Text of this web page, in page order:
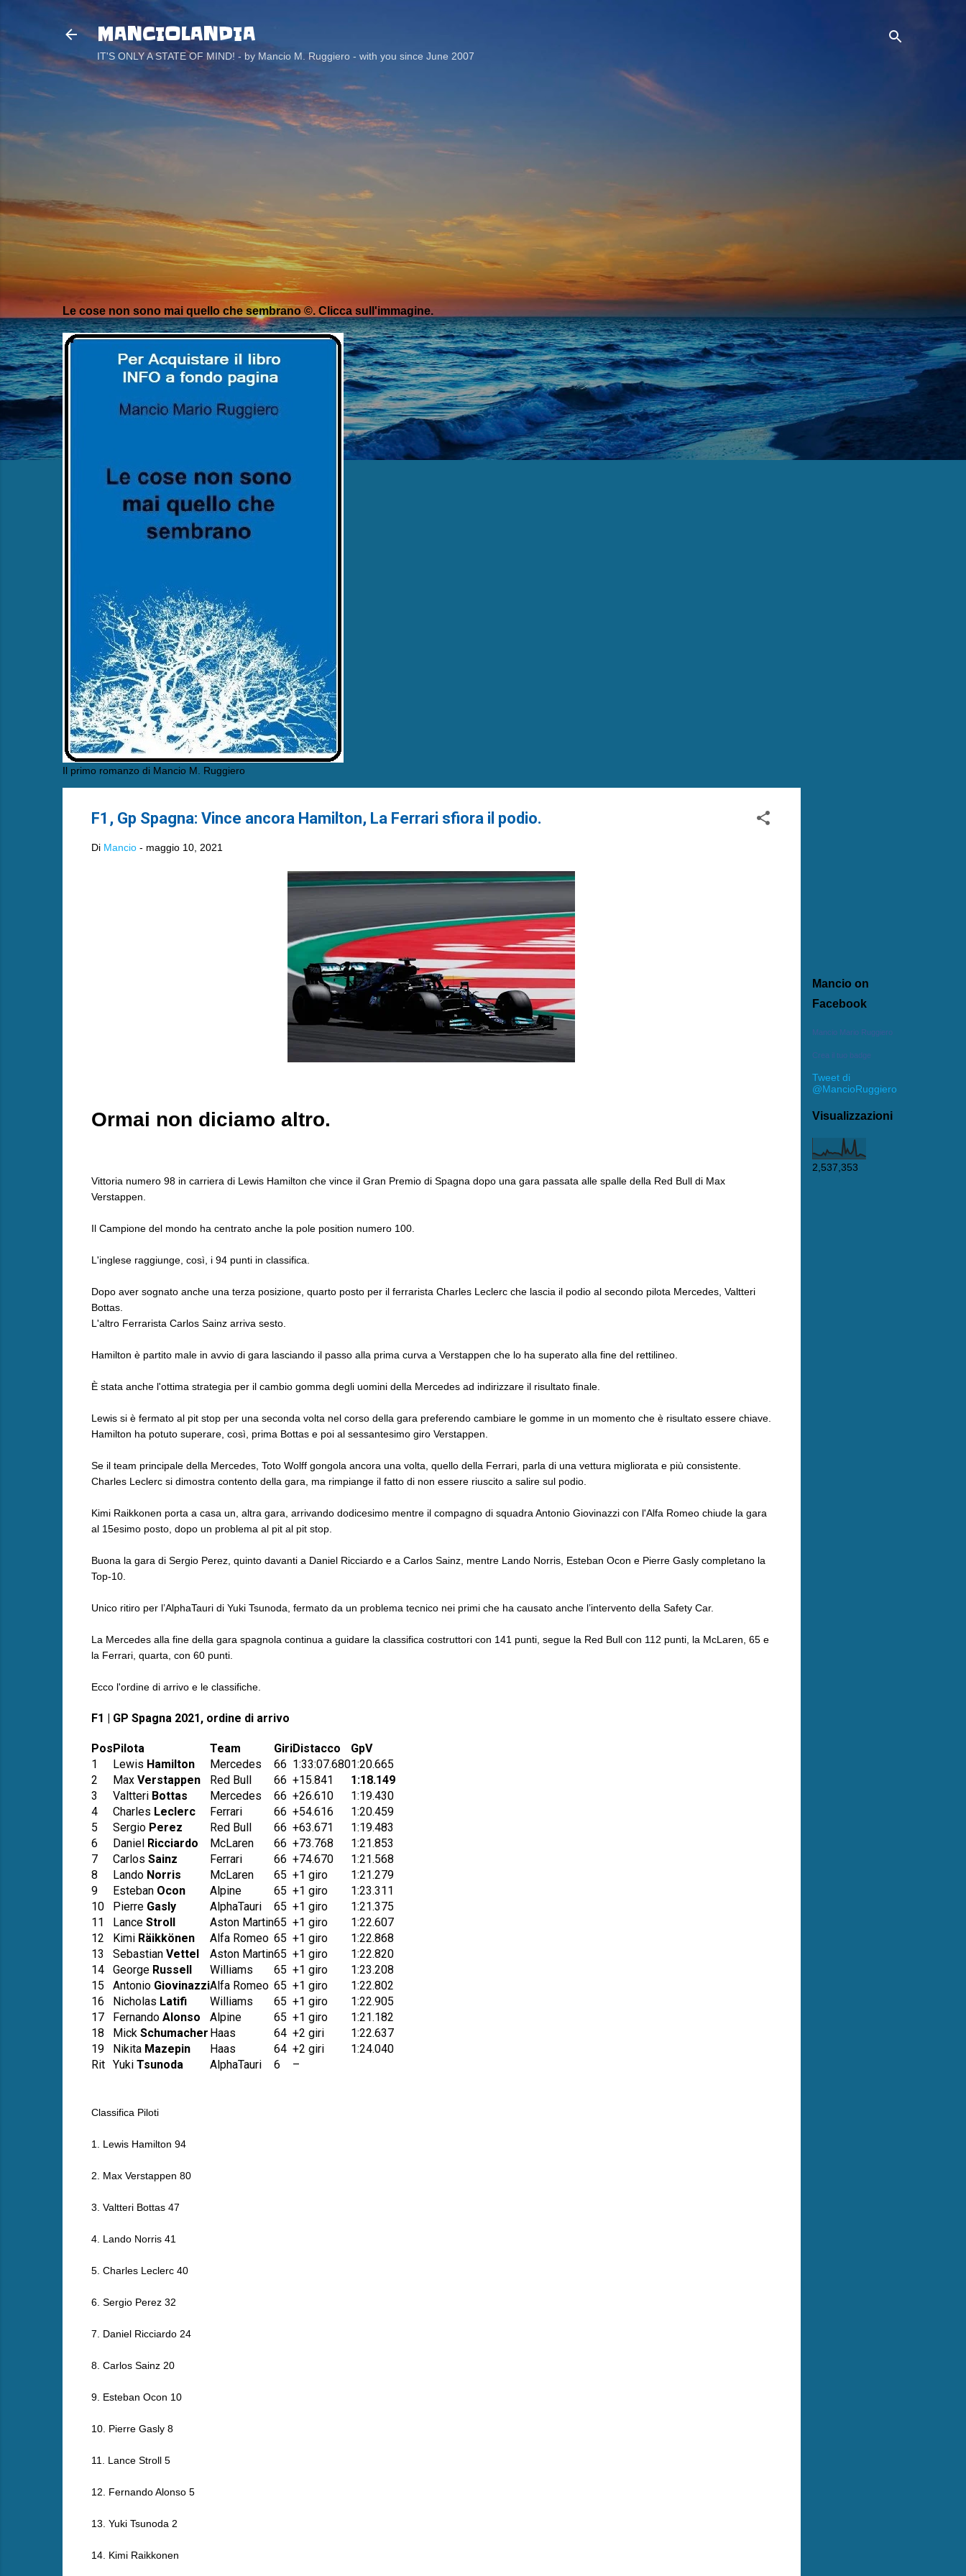
MANCIOLANDIA
IT'S ONLY A STATE OF MIND! - by Mancio M. Ruggiero - with you since June 2007
Mancio on
Facebook
Mancio Mario Ruggiero
Crea il tuo badge
Tweet di
@MancioRuggiero
Visualizzazioni
2,537,353
Le cose non sono mai quello che sembrano ©. Clicca sull'immagine.
Il primo romanzo di Mancio M. Ruggiero
F1, Gp Spagna: Vince ancora Hamilton, La Ferrari sfiora il podio.
Di Mancio - maggio 10, 2021
Ormai non diciamo altro.
Vittoria numero 98 in carriera di Lewis Hamilton che vince il Gran Premio di Spagna dopo una gara passata alle spalle della Red Bull di Max
Verstappen.
Il Campione del mondo ha centrato anche la pole position numero 100.
L'inglese raggiunge, così, i 94 punti in classifica.
Dopo aver sognato anche una terza posizione, quarto posto per il ferrarista Charles Leclerc che lascia il podio al secondo pilota Mercedes, Valtteri
Bottas.
L'altro Ferrarista Carlos Sainz arriva sesto.
Hamilton è partito male in avvio di gara lasciando il passo alla prima curva a Verstappen che lo ha superato alla fine del rettilineo.
È stata anche l'ottima strategia per il cambio gomma degli uomini della Mercedes ad indirizzare il risultato finale.
Lewis si è fermato al pit stop per una seconda volta nel corso della gara preferendo cambiare le gomme in un momento che è risultato essere chiave.
Hamilton ha potuto superare, così, prima Bottas e poi al sessantesimo giro Verstappen.
Se il team principale della Mercedes, Toto Wolff gongola ancora una volta, quello della Ferrari, parla di una vettura migliorata e più consistente.
Charles Leclerc si dimostra contento della gara, ma rimpiange il fatto di non essere riuscito a salire sul podio.
Kimi Raikkonen porta a casa un, altra gara, arrivando dodicesimo mentre il compagno di squadra Antonio Giovinazzi con l'Alfa Romeo chiude la gara
al 15esimo posto, dopo un problema al pit al pit stop.
Buona la gara di Sergio Perez, quinto davanti a Daniel Ricciardo e a Carlos Sainz, mentre Lando Norris, Esteban Ocon e Pierre Gasly completano la
Top-10.
Unico ritiro per l’AlphaTauri di Yuki Tsunoda, fermato da un problema tecnico nei primi che ha causato anche l’intervento della Safety Car.
La Mercedes alla fine della gara spagnola continua a guidare la classifica costruttori con 141 punti, segue la Red Bull con 112 punti, la McLaren, 65 e
la Ferrari, quarta, con 60 punti.
Ecco l'ordine di arrivo e le classifiche.
F1 | GP Spagna 2021, ordine di arrivo
PosPilota Team GiriDistacco
GpV
1
Lewis Hamilton Mercedes 66 1:33:07.6801:20.665
2
Max Verstappen Red Bull 66 +15.841
1:18.149
3
Valtteri Bottas Mercedes 66 +26.610
1:19.430
4
Charles Leclerc Ferrari 66 +54.616
1:20.459
5
Sergio Perez Red Bull 66 +63.671
1:19.483
6
Daniel Ricciardo McLaren 66 +73.768
1:21.853
7
Carlos Sainz Ferrari 66 +74.670
1:21.568
8
Lando Norris McLaren 65 +1 giro
1:21.279
9
Esteban Ocon Alpine 65 +1 giro
1:23.311
10
Pierre Gasly AlphaTauri 65 +1 giro
1:21.375
11
Lance Stroll Aston Martin65 +1 giro
1:22.607
12
Kimi Räikkönen Alfa Romeo 65 +1 giro
1:22.868
13
Sebastian Vettel Aston Martin65 +1 giro
1:22.820
14
George Russell Williams 65 +1 giro
1:23.208
15
Antonio GiovinazziAlfa Romeo 65 +1 giro
1:22.802
16
Nicholas Latifi Williams 65 +1 giro
1:22.905
17
Fernando Alonso Alpine 65 +1 giro
1:21.182
18
Mick Schumacher Haas 64 +2 giri
1:22.637
19
Nikita Mazepin Haas 64 +2 giri
1:24.040
Rit
Yuki Tsunoda AlphaTauri 6 –
Classifica Piloti
1. Lewis Hamilton 94
2. Max Verstappen 80
3. Valtteri Bottas 47
4. Lando Norris 41
5. Charles Leclerc 40
6. Sergio Perez 32
7. Daniel Ricciardo 24
8. Carlos Sainz 20
9. Esteban Ocon 10
10. Pierre Gasly 8
11. Lance Stroll 5
12. Fernando Alonso 5
13. Yuki Tsunoda 2
14. Kimi Raikkonen